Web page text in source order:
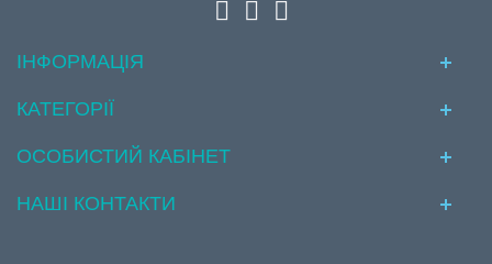
ІНФОРМАЦІЯ
КАТЕГОРІЇ
ОСОБИСТИЙ КАБІНЕТ
НАШІ КОНТАКТИ